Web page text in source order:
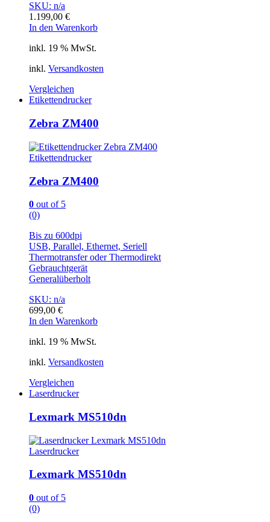
SKU: n/a
1.199,00 €
In den Warenkorb
inkl. 19 % MwSt.
inkl. Versandkosten
Vergleichen
Etikettendrucker
Zebra ZM400
Etikettendrucker
Zebra ZM400
0 out of 5
(0)
Bis zu 600dpi
USB, Parallel, Ethernet, Seriell
Thermotransfer oder Thermodirekt
Gebrauchtgerät
Generalüberholt
SKU: n/a
699,00 €
In den Warenkorb
inkl. 19 % MwSt.
inkl. Versandkosten
Vergleichen
Laserdrucker
Lexmark MS510dn
Laserdrucker
Lexmark MS510dn
0 out of 5
(0)